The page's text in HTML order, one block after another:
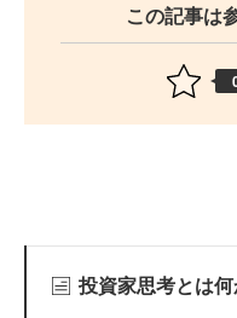
この記事は
投資家思考とは